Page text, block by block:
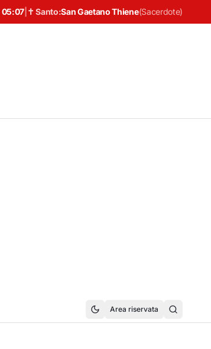
05:07 ✝ Santo:San Gaetano Thiene(Sacerdote)
Area riservata